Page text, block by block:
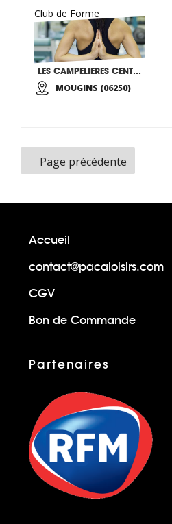
Club de Forme
LES CAMPELIERES CENTRE EDUCATIF ET CULTUREL
MOUGINS (06250)
Page précédente
Accueil
contact@pacaloisirs.com
CGV
Bon de Commande
Partenaires